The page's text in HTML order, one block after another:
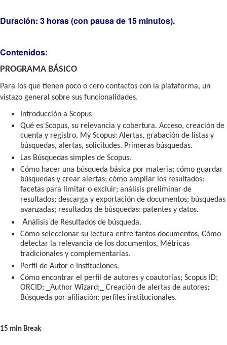
Duración: 3 horas (con pausa de 15 minutos).
Contenidos:
PROGRAMA BÁSICO
Para los que tienen poco o cero contactos con la plataforma, un
vistazo general sobre sus funcionalidades.
Introducción a Scopus
Qué es Scopus, su relevancia y cobertura. Acceso, creación de
cuenta y registro. My Scopus: Alertas, grabación de listas y
búsquedas, alertas, solicitudes. Primeras búsquedas.
Las Búsquedas simples de Scopus.
Cómo hacer una búsqueda básica por materia; cómo guardar
búsquedas y crear alertas; cómo ampliar los resultados:
facetas para limitar o excluir; análisis preliminar de
resultados; descarga y exportación de documentos; búsquedas
avanzadas; resultados de búsquedas: patentes y datos.
Análisis de Resultados de búsqueda.
Cómo seleccionar su lectura entre tantos documentos, Cómo
detectar la relevancia de los documentos, Métricas
tradicionales y complementarias.
Perfil de Autor e Instituciones.
Cómo encontrar el perfil de autores y coautorías; Scopus ID;
ORCID; _Author Wizard;_ Creación de alertas de autores;
Búsqueda por afiliación: perfiles institucionales.
15 min Break